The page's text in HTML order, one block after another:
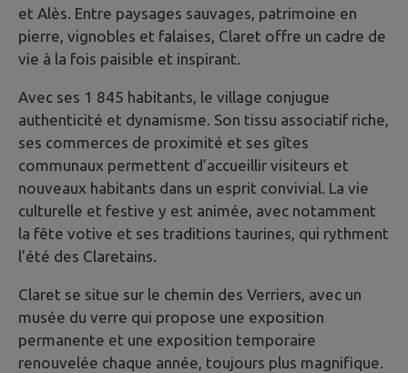
et Alès. Entre paysages sauvages, patrimoine en
pierre, vignobles et falaises, Claret offre un cadre de
vie à la fois paisible et inspirant.
Avec ses 1 845 habitants, le village conjugue
authenticité et dynamisme. Son tissu associatif riche,
ses commerces de proximité et ses gîtes
communaux permettent d’accueillir visiteurs et
nouveaux habitants dans un esprit convivial. La vie
culturelle et festive y est animée, avec notamment
la fête votive et ses traditions taurines, qui rythment
l’été des Claretains.
Claret se situe sur le chemin des Verriers, avec un
musée du verre qui propose une exposition
permanente et une exposition temporaire
renouvelée chaque année, toujours plus magnifique.